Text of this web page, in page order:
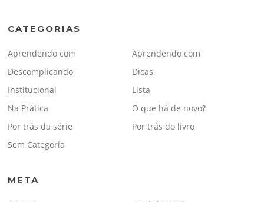
CATEGORIAS
Aprendendo com
Aprendendo com
Descomplicando
Dicas
Institucional
Lista
Na Prática
O que há de novo?
Por trás da série
Por trás do livro
Sem Categoria
META